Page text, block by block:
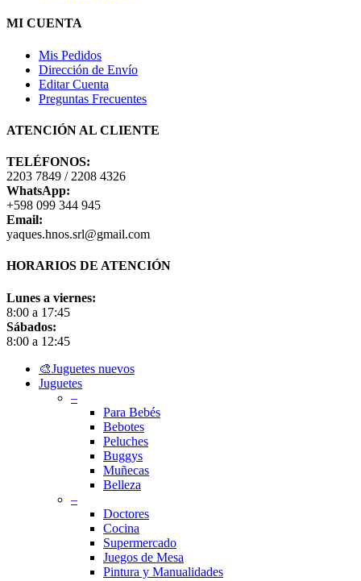
MI CUENTA
Mis Pedidos
Dirección de Envío
Editar Cuenta
Preguntas Frecuentes
ATENCIÓN AL CLIENTE
TELÉFONOS:
2203 7849 / 2208 4326
WhatsApp:
+598 099 344 945
Email:
yaques.hnos.srl@gmail.com
HORARIOS DE ATENCIÓN
Lunes a viernes:
8:00 a 17:45
Sábados:
8:00 a 12:45
Close
Menu
🎨Juguetes nuevos
Juguetes
–
Para Bebés
Bebotes
Peluches
Buggys
Muñecas
Belleza
–
Doctores
Cocina
Supermercado
Juegos de Mesa
Pintura y Manualidades